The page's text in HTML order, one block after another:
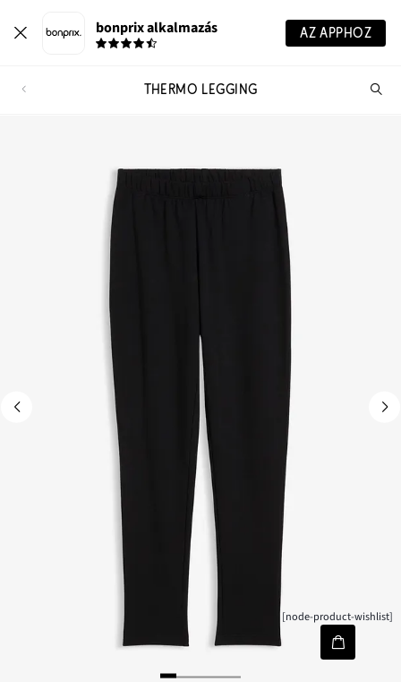
bonprix alkalmazás AZ APPHOZ
THERMO LEGGING
[node-product-wishlist]